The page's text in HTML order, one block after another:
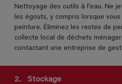
Nettoyage des outils à l'eau. Ne
les égouts, y compris lorsque
peinture. Éliminez les restes de
collecte local de déchets
contactant une entreprise de
2. Stockage